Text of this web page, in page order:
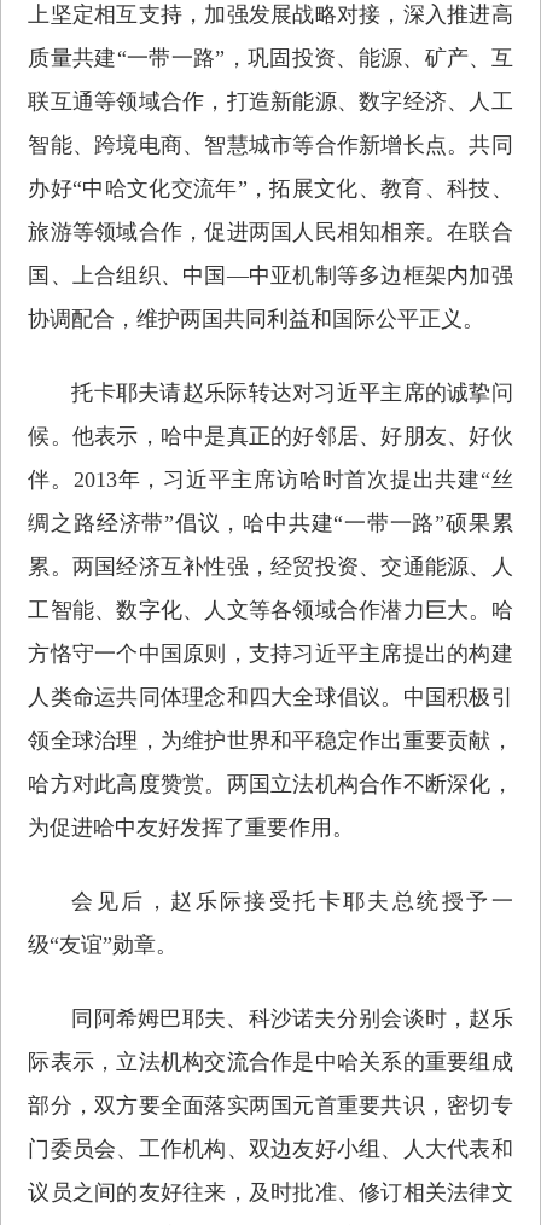
上坚定相互支持，加强发展战略对接，深入推进高
质量共建“一带一路”，巩固投资、能源、矿产、互
联互通等领域合作，打造新能源、数字经济、人工
智能、跨境电商、智慧城市等合作新增长点。共同
办好“中哈文化交流年”，拓展文化、教育、科技、
旅游等领域合作，促进两国人民相知相亲。在联合
国、上合组织、中国—中亚机制等多边框架内加强
协调配合，维护两国共同利益和国际公平正义。
托卡耶夫请赵乐际转达对习近平主席的诚挚问
候。他表示，哈中是真正的好邻居、好朋友、好伙
伴。2013年，习近平主席访哈时首次提出共建“丝
绸之路经济带”倡议，哈中共建“一带一路”硕果累
累。两国经济互补性强，经贸投资、交通能源、人
工智能、数字化、人文等各领域合作潜力巨大。哈
方恪守一个中国原则，支持习近平主席提出的构建
人类命运共同体理念和四大全球倡议。中国积极引
领全球治理，为维护世界和平稳定作出重要贡献，
哈方对此高度赞赏。两国立法机构合作不断深化，
为促进哈中友好发挥了重要作用。
会见后，赵乐际接受托卡耶夫总统授予一
级“友谊”勋章。
同阿希姆巴耶夫、科沙诺夫分别会谈时，赵乐
际表示，立法机构交流合作是中哈关系的重要组成
部分，双方要全面落实两国元首重要共识，密切专
门委员会、工作机构、双边友好小组、人大代表和
议员之间的友好往来，及时批准、修订相关法律文